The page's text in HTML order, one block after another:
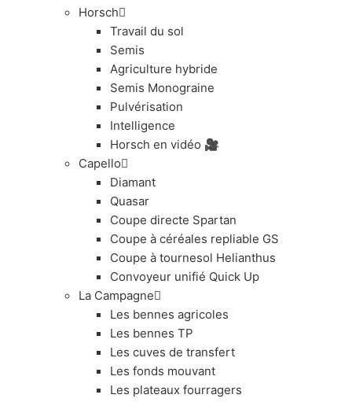
Horsch
Travail du sol
Semis
Agriculture hybride
Semis Monograine
Pulvérisation
Intelligence
Horsch en vidéo 🎥
Capello
Diamant
Quasar
Coupe directe Spartan
Coupe à céréales repliable GS
Coupe à tournesol Helianthus
Convoyeur unifié Quick Up
La Campagne
Les bennes agricoles
Les bennes TP
Les cuves de transfert
Les fonds mouvant
Les plateaux fourragers